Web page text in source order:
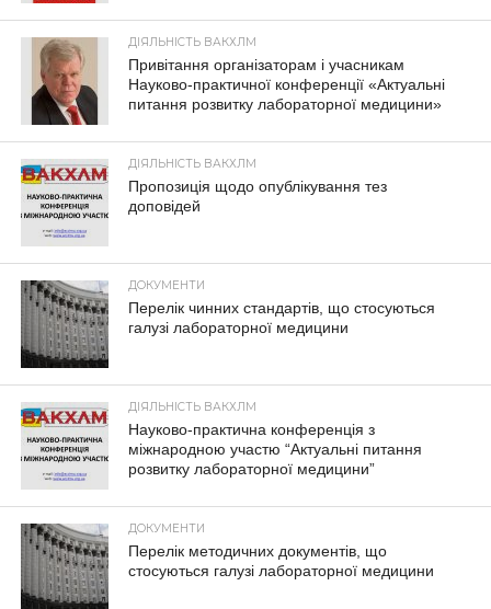
ДІЯЛЬНІСТЬ ВАКХЛМ
Привітання організаторам і учасникам
Науково-практичної конференції «Актуальні
питання розвитку лабораторної медицини»
ДІЯЛЬНІСТЬ ВАКХЛМ
Пропозиція щодо опублікування тез
доповідей
ДОКУМЕНТИ
Перелік чинних стандартів, що стосуються
галузі лабораторної медицини
ДІЯЛЬНІСТЬ ВАКХЛМ
Науково-практична конференція з
міжнародною участю “Актуальні питання
розвитку лабораторної медицини”
ДОКУМЕНТИ
Перелік методичних документів, що
стосуються галузі лабораторної медицини